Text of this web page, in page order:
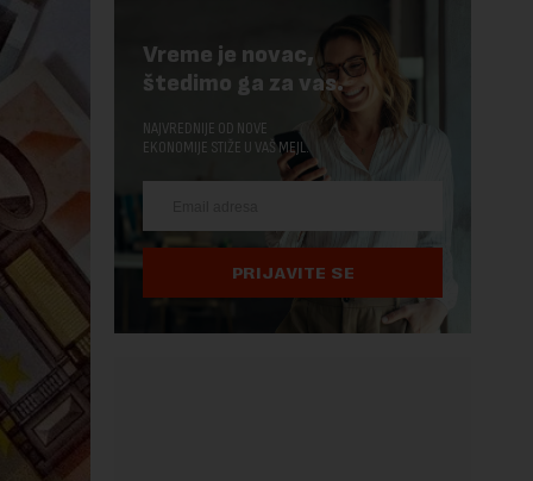
Vreme je novac,
štedimo ga za vas.
NAJVREDNIJE OD NOVE
EKONOMIJE STIŽE U VAŠ MEJL.
PRIJAVITE SE